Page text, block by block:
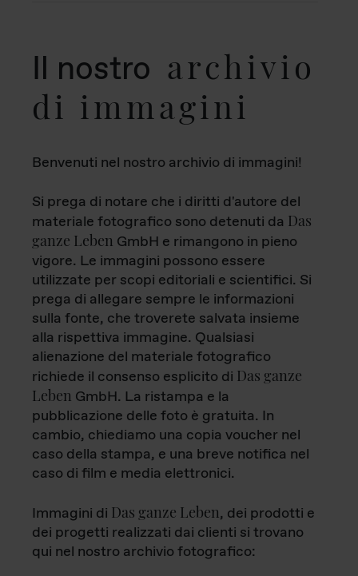
Il nostro archivio
di immagini
Benvenuti nel nostro archivio di immagini!
Si prega di notare che i diritti d'autore del
materiale fotografico sono detenuti da Das
ganze Leben GmbH e rimangono in pieno
vigore. Le immagini possono essere
utilizzate per scopi editoriali e scientifici. Si
prega di allegare sempre le informazioni
sulla fonte, che troverete salvata insieme
alla rispettiva immagine. Qualsiasi
alienazione del materiale fotografico
richiede il consenso esplicito di Das ganze
Leben GmbH. La ristampa e la
pubblicazione delle foto è gratuita. In
cambio, chiediamo una copia voucher nel
caso della stampa, e una breve notifica nel
caso di film e media elettronici.
Immagini di Das ganze Leben, dei prodotti e
dei progetti realizzati dai clienti si trovano
qui nel nostro archivio fotografico: